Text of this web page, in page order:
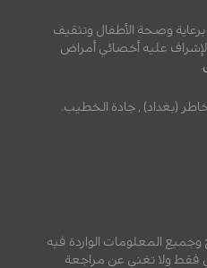
وصحة الأطفال وتثقيف
عليه أخصائي أمراض
.
(بغداد) , جادة الخطيب.
المعلومات الواردة فيه
ولا تغني عن مراجعة